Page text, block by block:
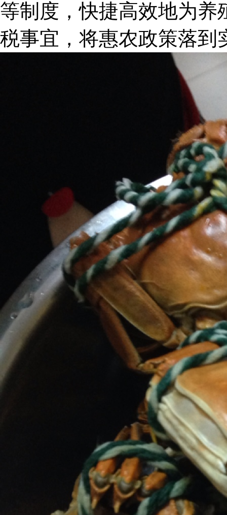
等制度，快捷高效地为养
税事宜，将惠农政策落到